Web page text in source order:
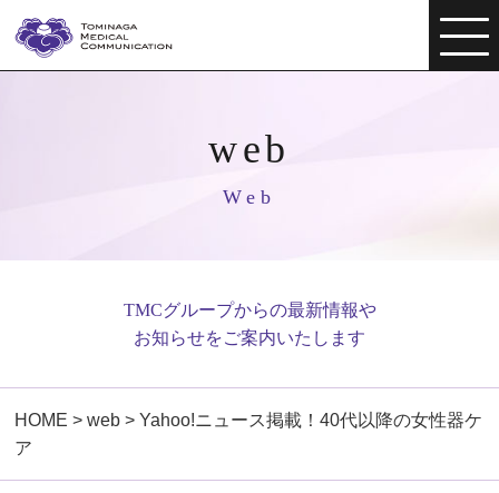
web
Web
TMCグループからの最新情報や
お知らせをご案内いたします
HOME >web > Yahoo!ニュース掲載！40代以降の女性器ケ
ア